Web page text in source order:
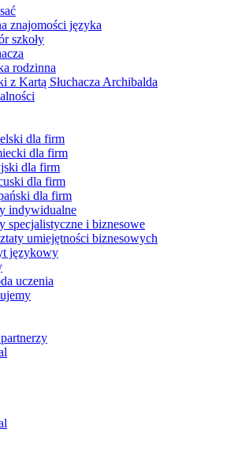
znajomości języka
szkoły
rodzinna
z Kartą Słuchacza Archibalda
dla firm
dla firm
dla firm
dla firm
dla firm
indywidualne
specjalistyczne i biznesowe
umiejętności biznesowych
językowy
uczenia